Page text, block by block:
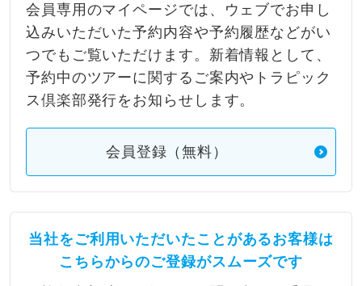
会員専用のマイページでは、ウェブでお申し
込みいただいた予約内容や予約履歴などがい
つでもご覧いただけます。新着情報として、
予約中のツアーに関するご案内やトラピック
ス倶楽部発行をお知らせします。
会員登録（無料）
当社をご利用いただいたことがあるお客様は
こちらからのご登録がスムーズです